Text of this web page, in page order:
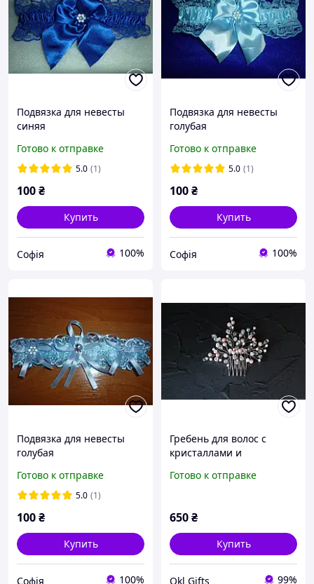
Подвязка для невесты
синяя
Готово к отправке
5.0 (1)
100₴
Купить
Софія 100%
Подвязка для невесты
голубая
Готово к отправке
5.0 (1)
100₴
Купить
Софія 100%
Подвязка для невесты
голубая
Готово к отправке
5.0 (1)
100₴
Купить
Софія 100%
Гребень для волос с
кристаллами и
розово-прозрачный 230
Готово к отправке
650₴
Купить
Okl Gifts 99%